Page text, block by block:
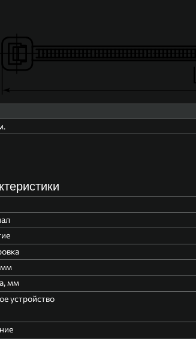
мм
мм
устройство